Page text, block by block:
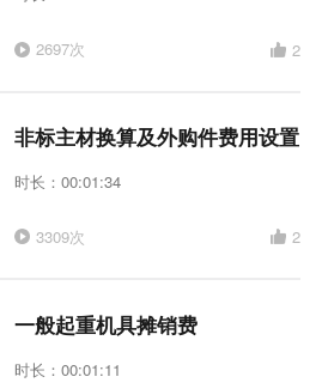
2697次 2
非标主材换算及外购件费用设置
时长：00:01:34
3309次 2
一般起重机具摊销费
时长：00:01:11